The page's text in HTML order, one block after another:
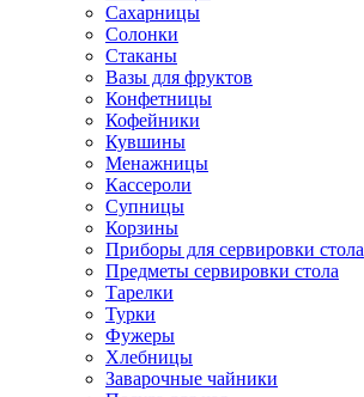
Сахарницы
Солонки
Стаканы
Вазы для фруктов
Конфетницы
Кофейники
Кувшины
Менажницы
Кассероли
Супницы
Корзины
Приборы для сервировки стола
Предметы сервировки стола
Тарелки
Турки
Фужеры
Хлебницы
Заварочные чайники